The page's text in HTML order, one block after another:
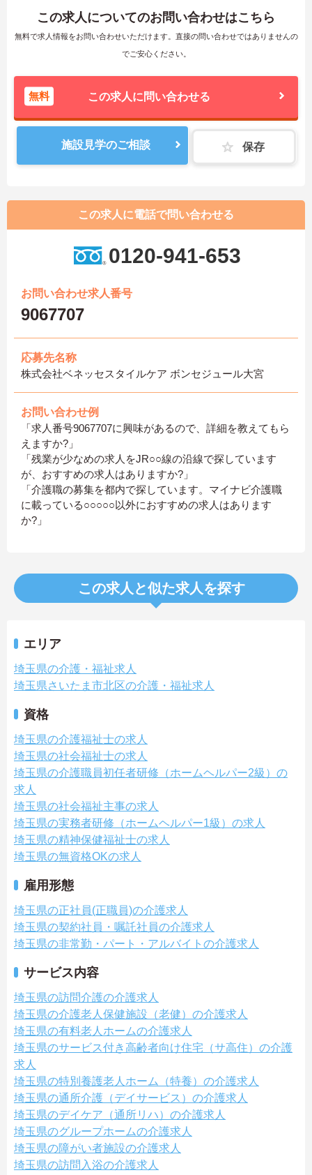
この求人についてのお問い合わせはこちら
無料で求人情報をお問い合わせいただけます。直接の問い合わせではありませんの
でご安心ください。
無料 この求人に問い合わせる
施設見学のご相談 保存
この求人に電話で問い合わせる
0120-941-653
お問い合わせ求人番号
9067707
応募先名称
株式会社ベネッセスタイルケア ボンセジュール大宮
お問い合わせ例
「求人番号9067707に興味があるので、詳細を教えてもら
えますか?」
「残業が少なめの求人をJR○○線の沿線で探しています
が、おすすめの求人はありますか?」
「介護職の募集を都内で探しています。マイナビ介護職
に載っている○○○○○以外におすすめの求人はあります
か?」
この求人と似た求人を探す
エリア
埼玉県の介護・福祉求人
埼玉県さいたま市北区の介護・福祉求人
資格
埼玉県の介護福祉士の求人
埼玉県の社会福祉士の求人
埼玉県の介護職員初任者研修（ホームヘルパー2級）の
求人
埼玉県の社会福祉主事の求人
埼玉県の実務者研修（ホームヘルパー1級）の求人
埼玉県の精神保健福祉士の求人
埼玉県の無資格OKの求人
雇用形態
埼玉県の正社員(正職員)の介護求人
埼玉県の契約社員・嘱託社員の介護求人
埼玉県の非常勤・パート・アルバイトの介護求人
サービス内容
埼玉県の訪問介護の介護求人
埼玉県の介護老人保健施設（老健）の介護求人
埼玉県の有料老人ホームの介護求人
埼玉県のサービス付き高齢者向け住宅（サ高住）の介護
求人
埼玉県の特別養護老人ホーム（特養）の介護求人
埼玉県の通所介護（デイサービス）の介護求人
埼玉県のデイケア（通所リハ）の介護求人
埼玉県のグループホームの介護求人
埼玉県の障がい者施設の介護求人
埼玉県の訪問入浴の介護求人